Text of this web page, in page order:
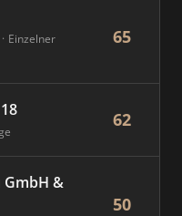
Einzelner
65
62
&
50